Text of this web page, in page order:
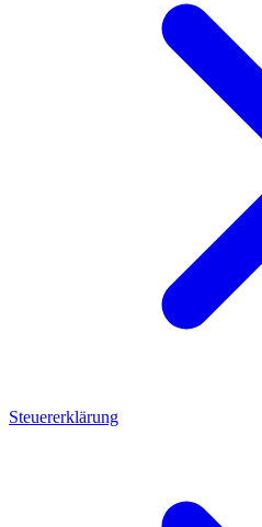
Steuererklärung